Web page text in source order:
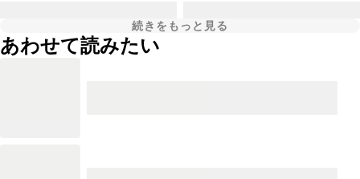
続きをもっと見る
あわせて読みたい